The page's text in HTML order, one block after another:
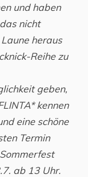
und haben
nicht
heraus
Reihe zu
geben,
kennen
eine schöne
Termin
ab 13 Uhr.